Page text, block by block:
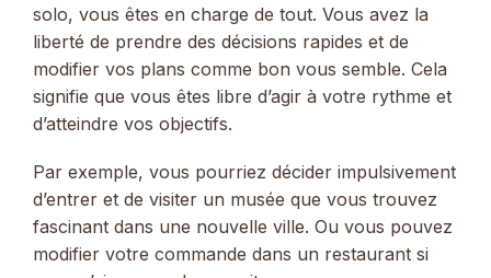
solo, vous êtes en charge de tout. Vous avez la
liberté de prendre des décisions rapides et de
modifier vos plans comme bon vous semble. Cela
signifie que vous êtes libre d’agir à votre rythme et
d’atteindre vos objectifs.
Par exemple, vous pourriez décider impulsivement
d’entrer et de visiter un musée que vous trouvez
fascinant dans une nouvelle ville. Ou vous pouvez
modifier votre commande dans un restaurant si